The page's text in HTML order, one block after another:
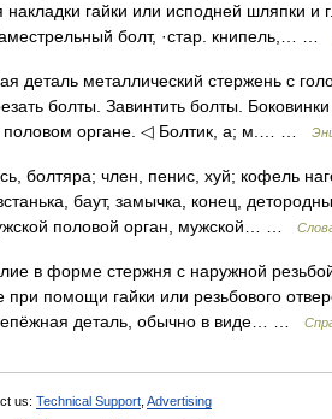
гайки или исподней шляпки и
болт, ·стар. книпель,… …
деталь металлический стержень с
болты. Завинтить болты.
половом органе. ◁ Болтик, а; м.… …
болтяра; член, пенис, хуй; кофель
баут, замычка, конец,
половой орган, мужской… …
в форме стержня с наружной
помощи гайки или резьбового
деталь, обычно в виде… …
us: Technical Support Advertising